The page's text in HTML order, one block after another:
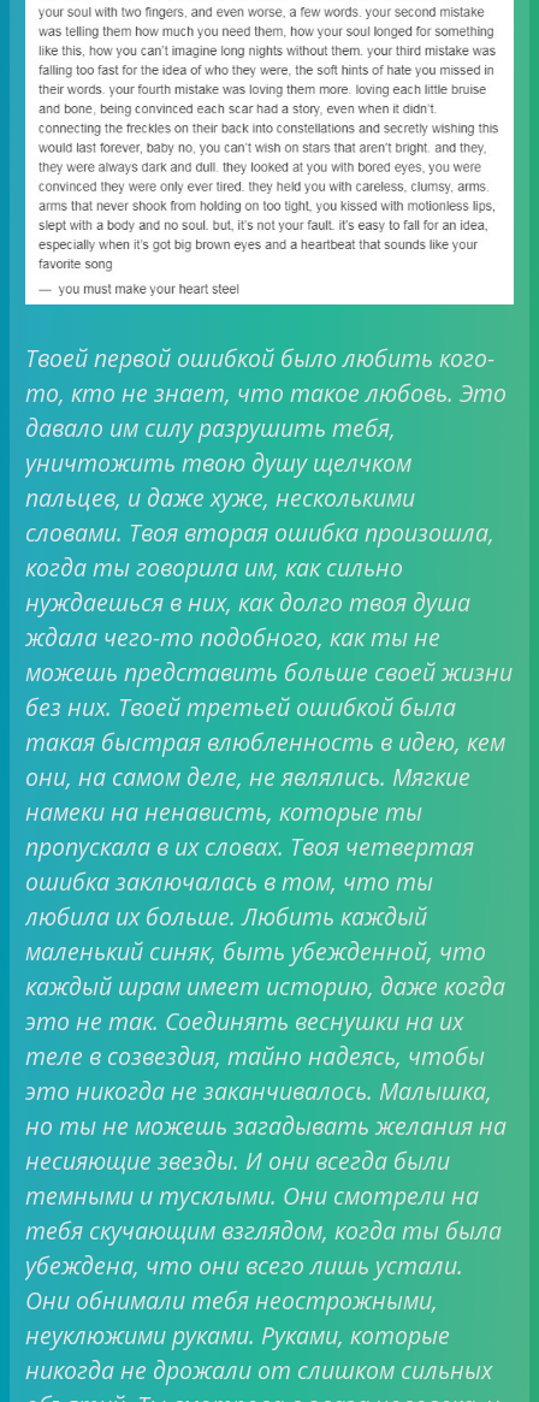
Твоей первой ошибкой было любить кого-
то, кто не знает, что такое любовь. Это
давало им силу разрушить тебя,
уничтожить твою душу щелчком
пальцев, и даже хуже, несколькими
словами. Твоя вторая ошибка произошла,
когда ты говорила им, как сильно
нуждаешься в них, как долго твоя душа
ждала чего-то подобного, как ты не
можешь представить больше своей жизни
без них. Твоей третьей ошибкой была
такая быстрая влюбленность в идею, кем
они, на самом деле, не являлись. Мягкие
намеки на ненависть, которые ты
пропускала в их словах. Твоя четвертая
ошибка заключалась в том, что ты
любила их больше. Любить каждый
маленький синяк, быть убежденной, что
каждый шрам имеет историю, даже когда
это не так. Соединять веснушки на их
теле в созвездия, тайно надеясь, чтобы
это никогда не заканчивалось. Малышка,
но ты не можешь загадывать желания на
несияющие звезды. И они всегда были
темными и тусклыми. Они смотрели на
тебя скучающим взглядом, когда ты была
убеждена, что они всего лишь устали.
Они обнимали тебя неострожными,
неуклюжими руками. Руками, которые
никогда не дрожали от слишком сильных